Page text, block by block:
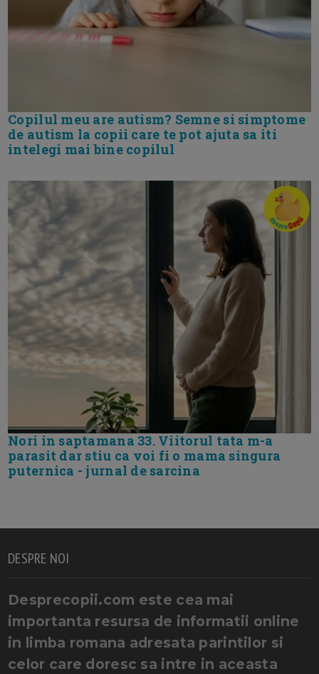
Copilul meu are autism? Semne si simptome
de autism la copii care te pot ajuta sa iti
intelegi mai bine copilul
Nori in saptamana 33. Viitorul tata m-a
parasit dar stiu ca voi fi o mama singura
puternica - jurnal de sarcina
DESPRE NOI
Desprecopii.com este cea mai
importanta resursa de informatii online
in limba romana adresata parintilor si
celor care doresc sa intre in aceasta